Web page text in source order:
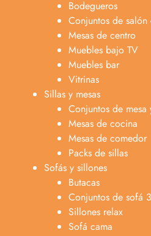
Bodegueros
Conjuntos de
Mesas de centro
Muebles bajo TV
Muebles bar
Vitrinas
Sillas y mesas
Conjuntos de mesa
Mesas de cocina
Mesas de comedor
Packs de sillas
Sofás y sillones
Butacas
Conjuntos de sofá
Sillones relax
Sofá cama